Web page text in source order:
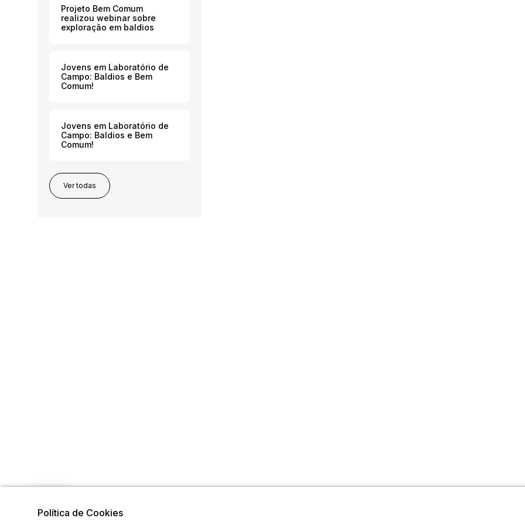
Projeto Bem Comum
realizou webinar sobre
exploração em baldios
Jovens em Laboratório de
Campo: Baldios e Bem
Comum!
Jovens em Laboratório de
Campo: Baldios e Bem
Comum!
Ver todas
Política de Cookies